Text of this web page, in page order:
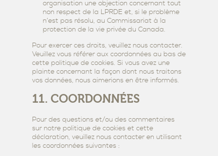
organisation une objection concernant tout
non respect de la LPRDE et, si le problème
n’est pas résolu, au Commissariat à la
protection de la vie privée du Canada.
Pour exercer ces droits, veuillez nous contacter.
Veuillez vous référer aux coordonnées au bas de
cette politique de cookies. Si vous avez une
plainte concernant la façon dont nous traitons
vos données, nous aimerions en être informés.
11. COORDONNÉES
Pour des questions et/ou des commentaires
sur notre politique de cookies et cette
déclaration, veuillez nous contacter en utilisant
les coordonnées suivantes :